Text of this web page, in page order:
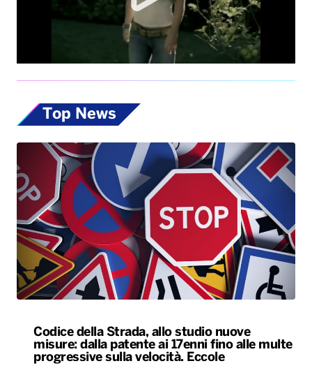
Top News
Codice della Strada, allo studio nuove
misure: dalla patente ai 17enni fino alle multe
progressive sulla velocità. Eccole